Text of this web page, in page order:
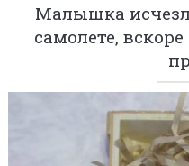
Малышка
самолете,